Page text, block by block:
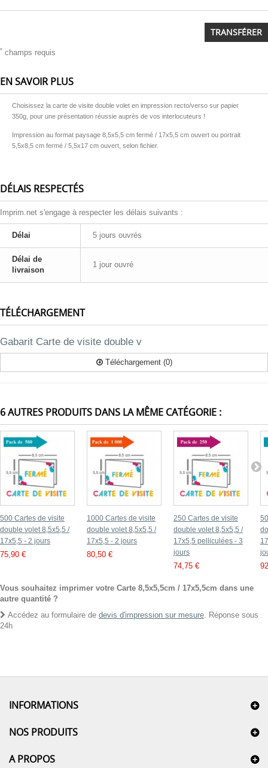
TRANSFÉRER
* champs requis
EN SAVOIR PLUS
Choisissez la carte de visite double volet en impression recto/verso sur papier
350g, pour une présentation réussie auprès de vos interlocuteurs !
Impression au format paysage 8,5x5,5 cm fermé / 17x5,5 cm ouvert ou portrait
5,5x8,5 cm fermé / 5,5x17 cm ouvert, selon fichier.
DÉLAIS RESPECTÉS
Imprim.net s'engage à respecter les délais suivants :
Délai 5 jours ouvrés
Délai de
livraison
1 jour ouvré
TÉLÉCHARGEMENT
Gabarit Carte de visite double v
Téléchargement (0)
6 AUTRES PRODUITS DANS LA MÊME CATÉGORIE :
500 Cartes de visite
double volet 8,5x5,5 /
17x5,5 - 2 jours
75,90 €
1000 Cartes de visite
double volet 8,5x5,5 /
17x5,5 - 2 jours
80,50 €
250 Cartes de visite
double volet 8,5x5,5 /
17x5,5 pelliculées - 3
jours
74,75 €
Vous souhaitez imprimer votre Carte 8,5x5,5cm / 17x5,5cm dans une
autre quantité ?
Accédez au formulaire de devis d'impression sur mesure. Réponse sous
24h
INFORMATIONS
NOS PRODUITS
A PROPOS